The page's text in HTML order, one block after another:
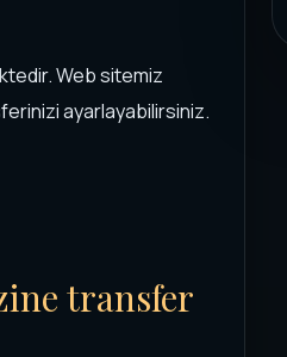
Web sitemiz
ayarlayabilirsiniz.
transfer